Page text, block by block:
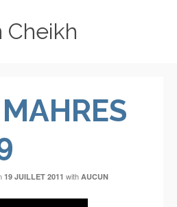
Cheikh
19 JUILLET 2011 with AUCUN